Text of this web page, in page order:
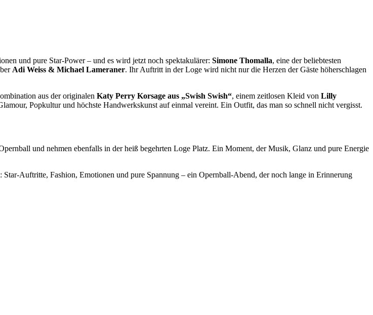
und pure Star-Power – und es wird jetzt noch spektakulärer: Simone Thomalla, eine der beliebtesten
Adi Weiss & Michael Lameraner. Ihr Auftritt in der Loge wird nicht nur die Herzen der Gäste höherschlagen
aus der originalen Katy Perry Korsage aus „Swish Swish“, einem zeitlosen Kleid von Lilly
Popkultur und höchste Handwerkskunst auf einmal vereint. Ein Outfit, das man so schnell nicht vergisst.
und nehmen ebenfalls in der heiß begehrten Loge Platz. Ein Moment, der Musik, Glanz und pure Energie
Auftritte, Fashion, Emotionen und pure Spannung – ein Opernball-Abend, der noch lange in Erinnerung